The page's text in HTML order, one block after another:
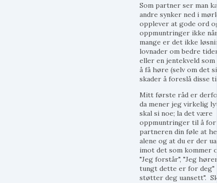
Som partner ser man
andre synker ned i
opplever at gode ord
oppmuntringer ikke
mange er det ikke
lovnader om bedre
eller en jentekveld
å få høre (selv om det
skader å foreslå disse
Mitt første råd er
da mener jeg virkelig
skal si noe; la det være
oppmuntringer til å
partneren din føle at
alene og at du er der
imot det som kommer
"Jeg forstår", "Jeg hører
tungt dette er for deg"
støtter deg uansett".